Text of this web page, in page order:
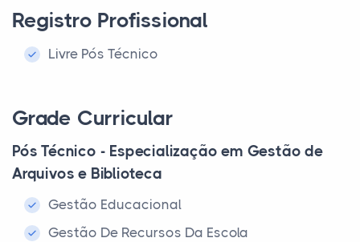
Registro Profissional
Livre Pós Técnico
Grade Curricular
Pós Técnico - Especialização em Gestão de
Arquivos e Biblioteca
Gestão Educacional
Gestão De Recursos Da Escola